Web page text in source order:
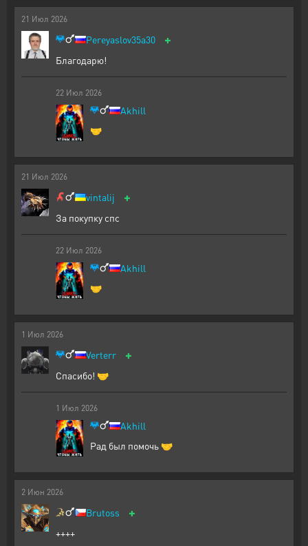
21 Июл 2026
Pereyaslov35a30 +
Благодарю!
22 Июл 2026
Akhill
🤝
21 Июл 2026
vintalij +
За покупку спс
22 Июл 2026
Akhill
🤝
1 Июл 2026
Verterr +
Спасибо! 🤝
1 Июл 2026
Akhill
Рад был помочь 🤝
2 Июн 2026
Brutoss +
++++